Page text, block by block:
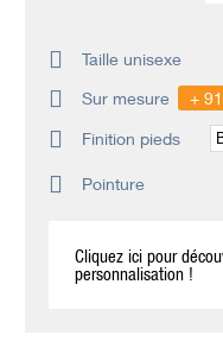
Taille unisexe
Sur mesure
Finition pieds
Pointure
Cliquez ici pour
personnalisation !